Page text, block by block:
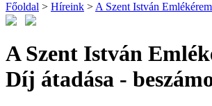
Főoldal > Híreink > A Szent István
A Szent István
Díj átadása -